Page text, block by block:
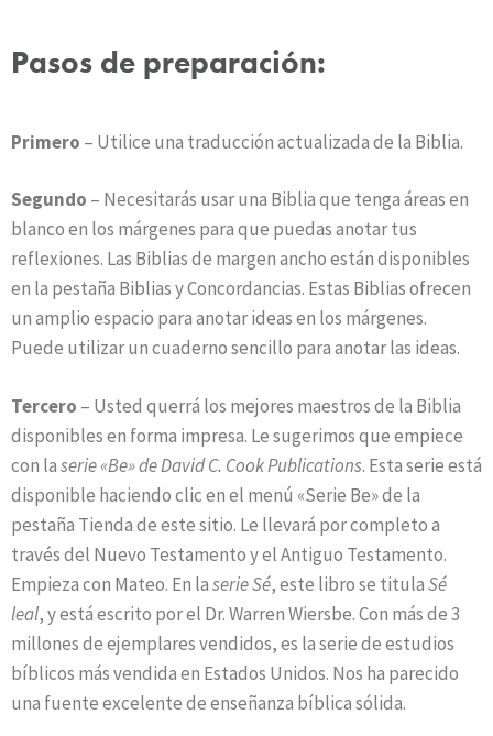
Pasos de preparación:
Primero – Utilice una traducción actualizada de la Biblia.
Segundo – Necesitarás usar una Biblia que tenga áreas en
blanco en los márgenes para que puedas anotar tus
reflexiones. Las Biblias de margen ancho están disponibles
en la pestaña Biblias y Concordancias. Estas Biblias ofrecen
un amplio espacio para anotar ideas en los márgenes.
Puede utilizar un cuaderno sencillo para anotar las ideas.
Tercero – Usted querrá los mejores maestros de la Biblia
disponibles en forma impresa. Le sugerimos que empiece
con laserie «Be» de David C. Cook Publications. Esta serie está
disponible haciendo clic en el menú «Serie Be» de la
pestaña Tienda de este sitio. Le llevará por completo a
través del Nuevo Testamento y el Antiguo Testamento.
Empieza con Mateo. En laserie Sé, este libro se titulaSé
leal, y está escrito por el Dr. Warren Wiersbe. Con más de 3
millones de ejemplares vendidos, es la serie de estudios
bíblicos más vendida en Estados Unidos. Nos ha parecido
una fuente excelente de enseñanza bíblica sólida.